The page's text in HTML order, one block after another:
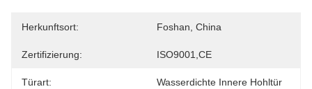
Herkunftsort: Foshan, China
Zertifizierung: ISO9001,CE
Türart: Wasserdichte Innere Hohltür